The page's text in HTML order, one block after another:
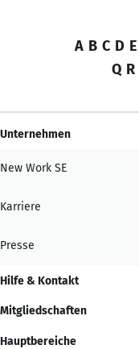
A B C D E
Q R
Unternehmen
New Work SE
Karriere
Presse
Hilfe & Kontakt
Mitgliedschaften
Hauptbereiche